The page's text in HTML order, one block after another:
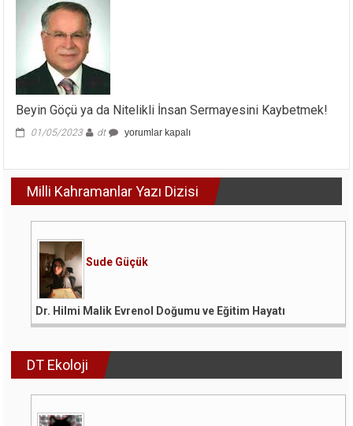
Beyin Göçü ya da Nitelikli İnsan Sermayesini Kaybetmek!
01/05/2023 dt
Beyin
Nitelikli
İnsan
yorumlar kapalı
Milli Kahramanlar Yazı Dizisi
Sude Güçük
Dr. Hilmi Malik Evrenol Doğumu ve Eğitim Hayatı
DT Ekoloji